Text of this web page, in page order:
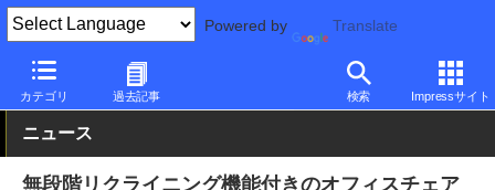
Powered by Translate
カテゴリ 過去記事 検索 Impressサイト
PC Watch 半導体/周辺機器
ニュース
無段階リクライニング機能付きのオフィスチェア